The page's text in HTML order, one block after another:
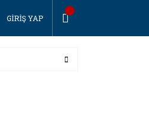
GİRİŞ YAP